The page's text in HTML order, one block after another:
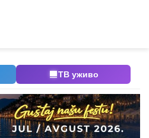
ТВ уживо